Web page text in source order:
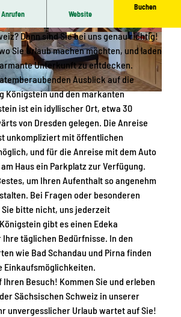
© Carmen Steglich |CC-BY-SA
Anrufen Website
Buchen
Dann sind Sie bei uns genau richtig!
Sie Urlaub machen möchten, und laden
Unterkunft zu entdecken.
Ausblick auf die
Königstein und den markanten
ist ein idyllischer Ort, etwa 30
von Dresden gelegen. Die Anreise
unkompliziert mit öffentlichen
und für die Anreise mit dem Auto
Haus ein Parkplatz zur Verfügung.
um Ihren Aufenthalt so angenehm
Bei Fragen oder besonderen
bitte nicht, uns jederzeit
gibt es einen Edeka
täglichen Bedürfnisse. In den
wie Bad Schandau und Pirna finden
Einkaufsmöglichkeiten.
Besuch! Kommen Sie und erleben
Sächsischen Schweiz in unserer
unvergesslicher Urlaub wartet auf Sie!